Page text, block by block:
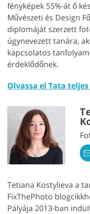
fényképek 55%-át ő
Művészeti és Design
diplomáját szerzett
úgynevezett tanára,
kapcsolatos
érdeklődőnek.
Olvassa el Tata
Tetiana Kostylieva a
FixThePhoto
Pályája 2013-ban